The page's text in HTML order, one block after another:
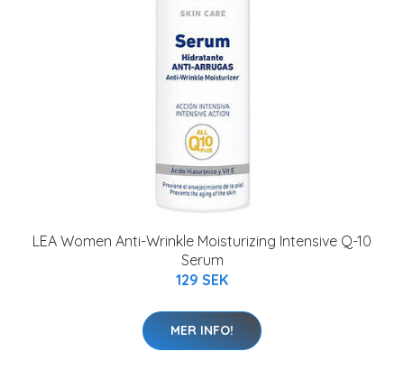
LEA Women Anti-Wrinkle Moisturizing Intensive Q-10
Serum
129 SEK
MER INFO!